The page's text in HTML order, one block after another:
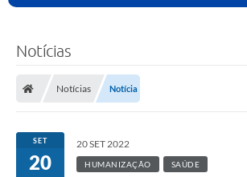
Notícias
Notícias Notícia
SET
20
20 SET 2022
HUMANIZAÇÃO SAÚDE